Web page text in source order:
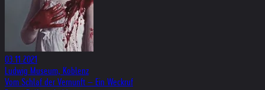
03.11.2021
Ludwig Museum, Koblenz
Vom Schlaf der Vernunft – Ein Weckruf